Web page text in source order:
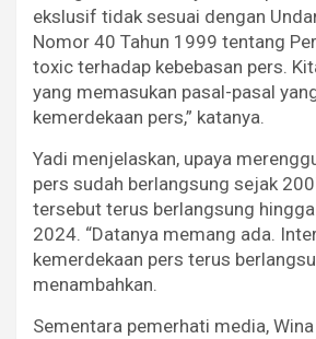
ekslusif tidak sesuai dengan
Nomor 40 Tahun 1999 tentang
toxic terhadap kebebasan pers.
yang memasukan pasal-pasal
kemerdekaan pers,” katanya.
Yadi menjelaskan, upaya
pers sudah berlangsung sejak
tersebut terus berlangsung hingga
2024. “Datanya memang ada.
kemerdekaan pers terus
menambahkan.
Sementara pemerhati media,